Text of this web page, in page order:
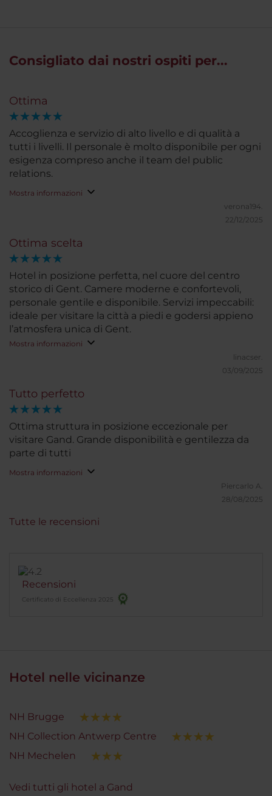
Consigliato dai nostri ospiti per...
Ottima
Accoglienza e servizio di alto livello e di qualità a
tutti i livelli. Il personale è molto disponibile per ogni
esigenza compreso anche il team del public
relations.
Mostra informazioni
verona194.
22/12/2025
Ottima scelta
Hotel in posizione perfetta, nel cuore del centro
storico di Gent. Camere moderne e confortevoli,
personale gentile e disponibile. Servizi impeccabili:
ideale per visitare la città a piedi e godersi appieno
l’atmosfera unica di Gent.
Mostra informazioni
linacser.
03/09/2025
Tutto perfetto
Ottima struttura in posizione eccezionale per
visitare Gand. Grande disponibilità e gentilezza da
parte di tutti
Mostra informazioni
Piercarlo A.
28/08/2025
Recensioni
Certificato di Eccellenza 2025
Tutte le recensioni
Hotel nelle vicinanze
NH Brugge
NH Collection Antwerp Centre
NH Mechelen
Vedi tutti gli hotel a Gand